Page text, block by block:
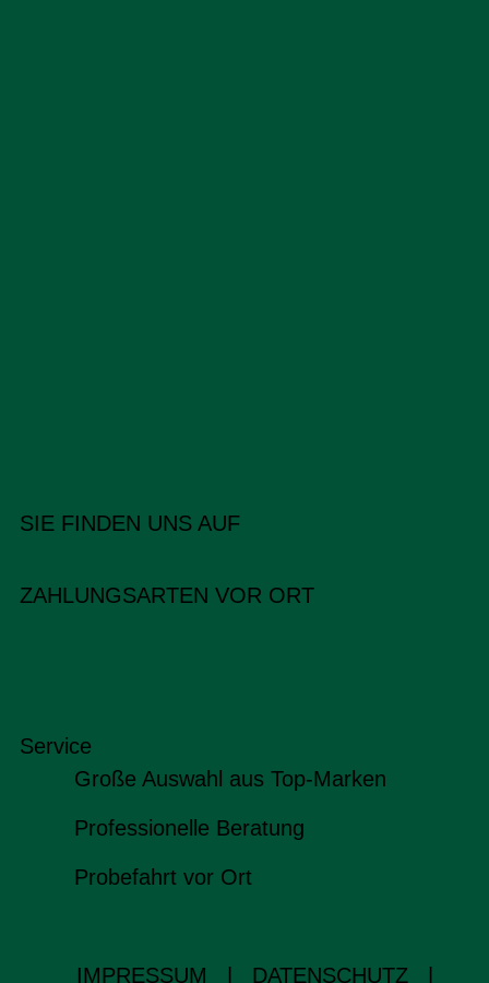
SIE FINDEN UNS AUF
ZAHLUNGSARTEN VOR ORT
Service
Große Auswahl aus Top-Marken
Professionelle Beratung
Probefahrt vor Ort
IMPRESSUM DATENSCHUTZ